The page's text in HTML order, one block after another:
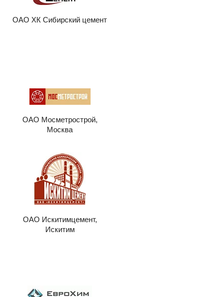
ОАО ХК Сибирский цемент
ОАО Мосметрострой,
Москва
ОАО Искитимцемент,
Искитим